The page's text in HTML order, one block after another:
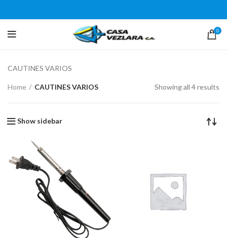
0
CAUTINES VARIOS
Home CAUTINES VARIOS Showing all 4 results
Show sidebar